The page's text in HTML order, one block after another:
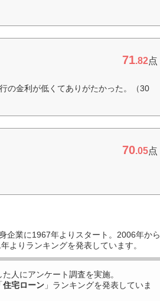
71.82点
の金利が低くてありがたかった。（30
70.05点
企業に1967年よりスタート。2006年から
よりランキングを発表しています。
た 人にアンケート調査を実施。
住宅ローン 」ランキングを発表していま